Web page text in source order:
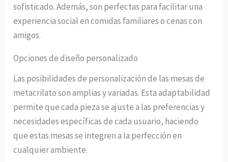
sofisticado. Además, son perfectas para facilitar una
experiencia social en comidas familiares o cenas con
amigos.
Opciones de diseño personalizado
Las posibilidades de personalización de las mesas de
metacrilato son amplias y variadas. Esta adaptabilidad
permite que cada pieza se ajuste a las preferencias y
necesidades específicas de cada usuario, haciendo
que estas mesas se integren a la perfección en
cualquier ambiente.